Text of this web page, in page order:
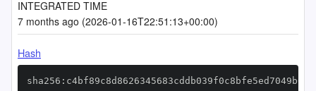
INTEGRATED TIME
7 months ago (2026-01-16T22:51:13+00:00)
Hash